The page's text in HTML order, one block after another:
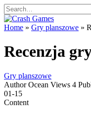
Skip
to
content
Search
for:
Home » Gry planszowe »
Recenzja
Gry planszowe
Author Ocean Views 4
01-15
Content